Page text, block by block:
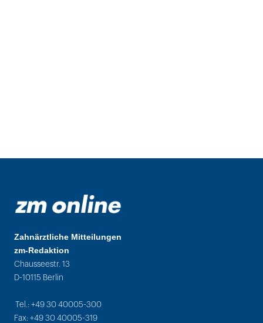
Zahnärztliche Mitteilungen
zm-Redaktion
Chausseestr. 13
D-10115 Berlin
Tel.: +49 30 40005-300
Fax: +49 30 40005-319